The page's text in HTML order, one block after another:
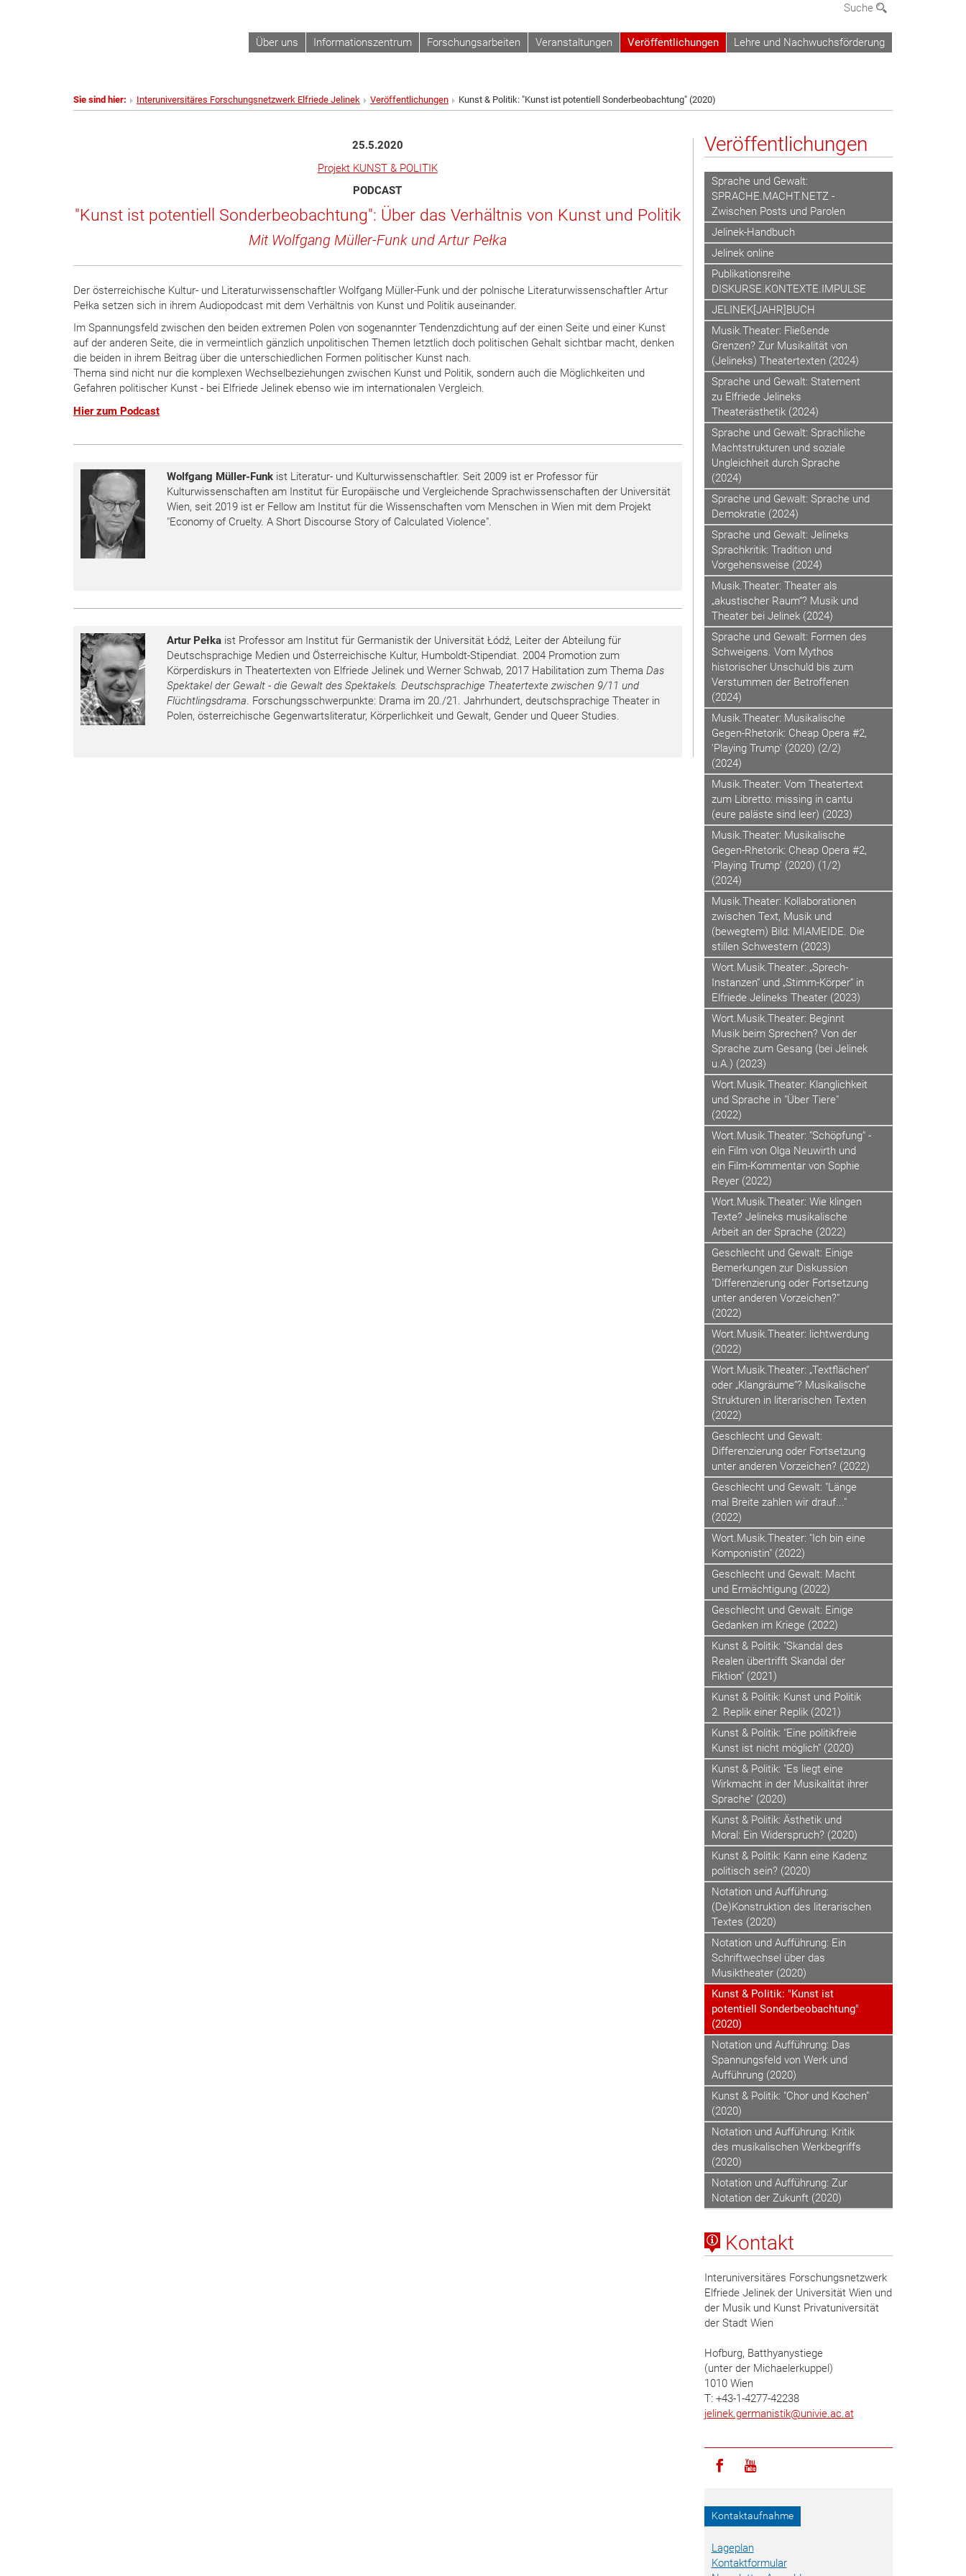
Suche
Über uns Informationszentrum Forschungsarbeiten Veranstaltungen Veröffentlichungen Lehre und Nachwuchsförderung
Sie sind hier: Interuniversitäres Forschungsnetzwerk Elfriede Jelinek Veröffentlichungen Kunst & Politik: "Kunst ist potentiell Sonderbeobachtung" (2020)
25.5.2020
Projekt KUNST & POLITIK
PODCAST
"Kunst ist potentiell Sonderbeobachtung": Über das Verhältnis von Kunst und Politik
Mit Wolfgang Müller-Funk und Artur Pełka
Der österreichische Kultur- und Literaturwissenschaftler Wolfgang Müller-Funk und der polnische Literaturwissenschaftler Artur
Pełka setzen sich in ihrem Audiopodcast mit dem Verhältnis von Kunst und Politik auseinander.
Im Spannungsfeld zwischen den beiden extremen Polen von sogenannter Tendenzdichtung auf der einen Seite und einer Kunst
auf der anderen Seite, die in vermeintlich gänzlich unpolitischen Themen letztlich doch politischen Gehalt sichtbar macht, denken
die beiden in ihrem Beitrag über die unterschiedlichen Formen politischer Kunst nach.
Thema sind nicht nur die komplexen Wechselbeziehungen zwischen Kunst und Politik, sondern auch die Möglichkeiten und
Gefahren politischer Kunst - bei Elfriede Jelinek ebenso wie im internationalen Vergleich.
Hier zum Podcast
Wolfgang Müller-Funk ist Literatur- und Kulturwissenschaftler. Seit 2009 ist er Professor für
Kulturwissenschaften am Institut für Europäische und Vergleichende Sprachwissenschaften der Universität
Wien, seit 2019 ist er Fellow am Institut für die Wissenschaften vom Menschen in Wien mit dem Projekt
"Economy of Cruelty. A Short Discourse Story of Calculated Violence".
Artur Pełka ist Professor am Institut für Germanistik der Universität Łódź, Leiter der Abteilung für
Deutschsprachige Medien und Österreichische Kultur, Humboldt-Stipendiat. 2004 Promotion zum
Körperdiskurs in Theatertexten von Elfriede Jelinek und Werner Schwab, 2017 Habilitation zum Thema Das
Spektakel der Gewalt - die Gewalt des Spektakels. Deutschsprachige Theatertexte zwischen 9/11 und
Flüchtlingsdrama . Forschungsschwerpunkte: Drama im 20./21. Jahrhundert, deutschsprachige Theater in
Polen, österreichische Gegenwartsliteratur, Körperlichkeit und Gewalt, Gender und Queer Studies.
Veröffentlichungen
Sprache und Gewalt:
SPRACHE.MACHT.NETZ -
Zwischen Posts und Parolen
Jelinek-Handbuch
Jelinek online
Publikationsreihe
DISKURSE.KONTEXTE.IMPULSE
JELINEK[JAHR]BUCH
Musik.Theater: Fließende
Grenzen? Zur Musikalität von
(Jelineks) Theatertexten (2024)
Sprache und Gewalt: Statement
zu Elfriede Jelineks
Theaterästhetik (2024)
Sprache und Gewalt: Sprachliche
Machtstrukturen und soziale
Ungleichheit durch Sprache
(2024)
Sprache und Gewalt: Sprache und
Demokratie (2024)
Sprache und Gewalt: Jelineks
Sprachkritik: Tradition und
Vorgehensweise (2024)
Musik.Theater: Theater als
„akustischer Raum“? Musik und
Theater bei Jelinek (2024)
Sprache und Gewalt: Formen des
Schweigens. Vom Mythos
historischer Unschuld bis zum
Verstummen der Betroffenen
(2024)
Musik.Theater: Musikalische
Gegen-Rhetorik: Cheap Opera #2,
'Playing Trump' (2020) (2/2)
(2024)
Musik.Theater: Vom Theatertext
zum Libretto: missing in cantu
(eure paläste sind leer) (2023)
Musik.Theater: Musikalische
Gegen-Rhetorik: Cheap Opera #2,
'Playing Trump' (2020) (1/2)
(2024)
Musik.Theater: Kollaborationen
zwischen Text, Musik und
(bewegtem) Bild: MIAMEIDE. Die
stillen Schwestern (2023)
Wort.Musik.Theater: „Sprech-
Instanzen“ und „Stimm-Körper“ in
Elfriede Jelineks Theater (2023)
Wort.Musik.Theater: Beginnt
Musik beim Sprechen? Von der
Sprache zum Gesang (bei Jelinek
u.A.) (2023)
Wort.Musik.Theater: Klanglichkeit
und Sprache in "Über Tiere"
(2022)
Wort.Musik.Theater: "Schöpfung" -
ein Film von Olga Neuwirth und
ein Film-Kommentar von Sophie
Reyer (2022)
Wort.Musik.Theater: Wie klingen
Texte? Jelineks musikalische
Arbeit an der Sprache (2022)
Geschlecht und Gewalt: Einige
Bemerkungen zur Diskussion
"Differenzierung oder Fortsetzung
unter anderen Vorzeichen?"
(2022)
Wort.Musik.Theater: lichtwerdung
(2022)
Wort.Musik.Theater: „Textflächen“
oder „Klangräume“? Musikalische
Strukturen in literarischen Texten
(2022)
Geschlecht und Gewalt:
Differenzierung oder Fortsetzung
unter anderen Vorzeichen? (2022)
Geschlecht und Gewalt: "Länge
mal Breite zahlen wir drauf..."
(2022)
Wort.Musik.Theater: "Ich bin eine
Komponistin" (2022)
Geschlecht und Gewalt: Macht
und Ermächtigung (2022)
Geschlecht und Gewalt: Einige
Gedanken im Kriege (2022)
Kunst & Politik: "Skandal des
Realen übertrifft Skandal der
Fiktion" (2021)
Kunst & Politik: Kunst und Politik
2. Replik einer Replik (2021)
Kunst & Politik: "Eine politikfreie
Kunst ist nicht möglich" (2020)
Kunst & Politik: "Es liegt eine
Wirkmacht in der Musikalität ihrer
Sprache" (2020)
Kunst & Politik: Ästhetik und
Moral: Ein Widerspruch? (2020)
Kunst & Politik: Kann eine Kadenz
politisch sein? (2020)
Notation und Aufführung:
(De)Konstruktion des literarischen
Textes (2020)
Notation und Aufführung: Ein
Schriftwechsel über das
Musiktheater (2020)
Kunst & Politik: "Kunst ist
potentiell Sonderbeobachtung"
(2020)
Notation und Aufführung: Das
Spannungsfeld von Werk und
Aufführung (2020)
Kunst & Politik: "Chor und Kochen"
(2020)
Notation und Aufführung: Kritik
des musikalischen Werkbegriffs
(2020)
Notation und Aufführung: Zur
Notation der Zukunft (2020)
Kontakt
Interuniversitäres Forschungsnetzwerk
Elfriede Jelinek der Universität Wien und
der Musik und Kunst Privatuniversität
der Stadt Wien
Hofburg, Batthyanystiege
(unter der Michaelerkuppel)
1010 Wien
T: +43-1-4277-42238
jelinek.germanistik@univie.ac.at
Icon facebook
Icon youtube
Kontaktaufnahme
Lageplan
Kontaktformular